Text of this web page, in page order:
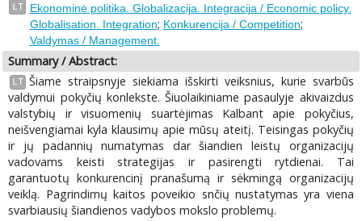
LT
Ekonominė politika. Globalizacija. Integracija / Economic policy.
Globalisation. Integration; Konkurencija / Competition;
Valdymas / Management.
Summary / Abstract:
LT Šiame straipsnyje siekiama išskirti veiksnius, kurie svarbūs
valdymui pokyčių konlekste. Šiuolaikiniame pasaulyje akivaizdus
valstybių ir visuomenių suartėjimas Kalbant apie pokyčius,
neišvengiamai kyla klausimų apie mūsų ateitį. Teisingas pokyčių
ir jų padannių numatymas dar šiandien leistų organizacijų
vadovams keisti strategijas ir pasirengti rytdienai. Tai
garantuotų konkurencinį pranašumą ir sėkmingą organizacijų
veiklą. Pagrindimų kaitos poveikio snčių nustatymas yra viena
svarbiausių šiandienos vadybos mokslo problemų.